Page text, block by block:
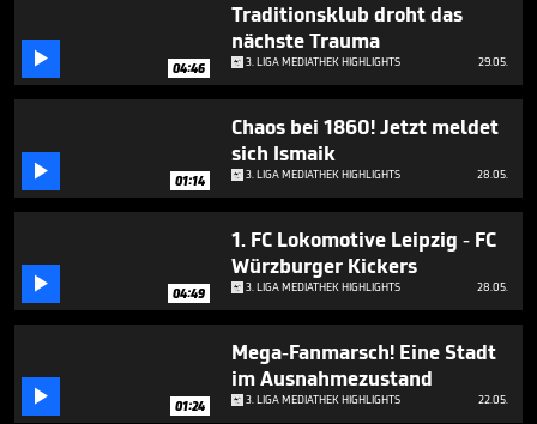
 04:46
Traditionsklub droht das
nächste Trauma
3. LIGA MEDIATHEK HIGHLIGHTS 29.05.
 01:14
Chaos bei 1860! Jetzt meldet
sich Ismaik
3. LIGA MEDIATHEK HIGHLIGHTS 28.05.
 04:49
1. FC Lokomotive Leipzig - FC
Würzburger Kickers
3. LIGA MEDIATHEK HIGHLIGHTS 28.05.
 01:24
Mega-Fanmarsch! Eine Stadt
im Ausnahmezustand
3. LIGA MEDIATHEK HIGHLIGHTS 22.05.